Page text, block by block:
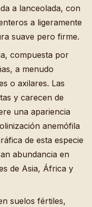
a lanceolada, con
a ligeramente
suave pero firme.
compuesta por
a menudo
o axilares. Las
y carecen de
una apariencia
anemófila
de esta especie
abundancia en
de Asia, África y
suelos fértiles,